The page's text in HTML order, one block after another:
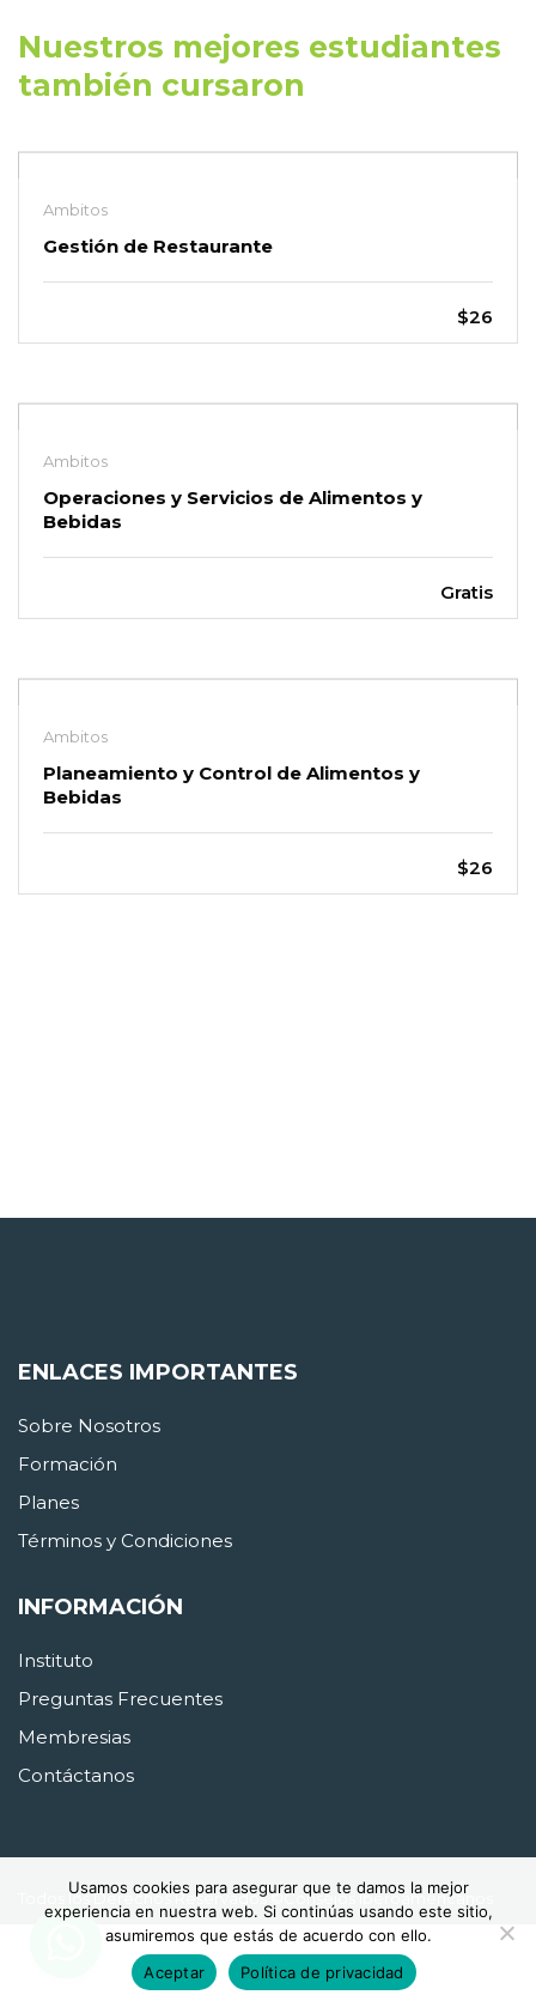
Nuestros mejores estudiantes
también cursaron
Ambitos
Gestión de Restaurante
$26
Ambitos
Operaciones y Servicios de Alimentos y
Bebidas
Gratis
Ambitos
Planeamiento y Control de Alimentos y
Bebidas
$26
ENLACES IMPORTANTES
Sobre Nosotros
Formación
Planes
Términos y Condiciones
INFORMACIÓN
Instituto
Preguntas Frecuentes
Membresias
Contáctanos
Todos los Derechos Reservados ©Consejos Iberoamericanos
Usamos cookies para asegurar que te damos la mejor
experiencia en nuestra web. Si continúas usando este sitio,
asumiremos que estás de acuerdo con ello.
Aceptar
Política de privacidad